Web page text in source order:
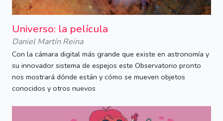
Universo: la película
Daniel Martín Reina
Con la cámara digital más grande que existe en astronomía y
su innovador sistema de espejos este Observatorio pronto
nos mostrará dónde están y cómo se mueven objetos
conocidos y otros nuevos